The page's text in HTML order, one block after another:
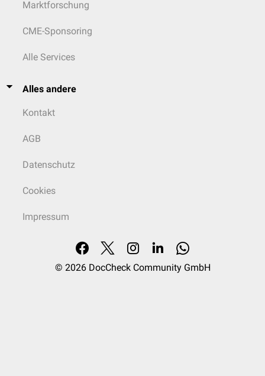
Marktforschung
CME-Sponsoring
Alle Services
Alles andere
Kontakt
AGB
Datenschutz
Cookies
Impressum
© 2026 DocCheck Community GmbH